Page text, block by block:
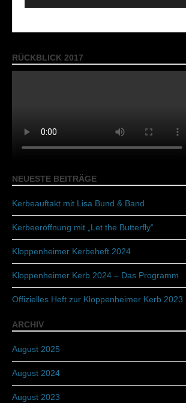
RÜCKBLICK 2017
NEUESTE BEITRÄGE
Kerbeauftakt mit Lisa Bund & Band
Kerbeeröffnung mit „Let the Butterfly“
Kloppenheimer Kerbeheft 2024
Kloppenheimer Kerb 2024 – Das Programm
Offizielles Heft zur Kloppenheimer Kerb 2023
ARCHIV
August 2025
August 2024
August 2023